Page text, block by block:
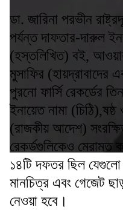
ডা. জারিনা পরভীন
পর্যন্ত দাফতার-দারুল
(হস্তলিখিত) বই,
মুসাফির
পুরনো ফার্সি রেকর্ডের
ইনায়েত নামা
(রাজকীয় আদেশ)
রেকর্ডগুলিকেও মেরামত
১৪টি দফতর ছিল
মানচিত্র এবং গেজেট
নেওয়া হবে।